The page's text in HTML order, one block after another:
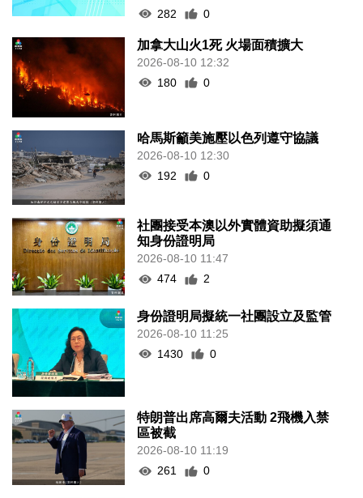
282 0
加拿大山火1死 火場面積擴大
2026-08-10 12:32
180
0
哈馬斯籲美施壓以色列遵守協議
2026-08-10 12:30
192
0
社團接受本澳以外實體資助擬須通
知身份證明局
2026-08-10 11:47
474
2
身份證明局擬統一社團設立及監管
2026-08-10 11:25
1430
0
特朗普出席高爾夫活動 2飛機入禁
區被截
2026-08-10 11:19
261
0